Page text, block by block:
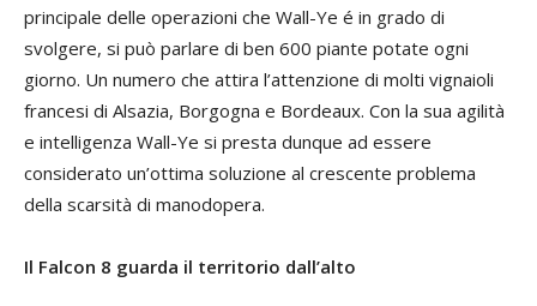
principale delle operazioni che Wall-Ye é in grado di
svolgere, si può parlare di ben 600 piante potate ogni
giorno. Un numero che attira l’attenzione di molti vignaioli
francesi di Alsazia, Borgogna e Bordeaux. Con la sua agilità
e intelligenza Wall-Ye si presta dunque ad essere
considerato un’ottima soluzione al crescente problema
della scarsità di manodopera.
Il Falcon 8 guarda il territorio dall’alto